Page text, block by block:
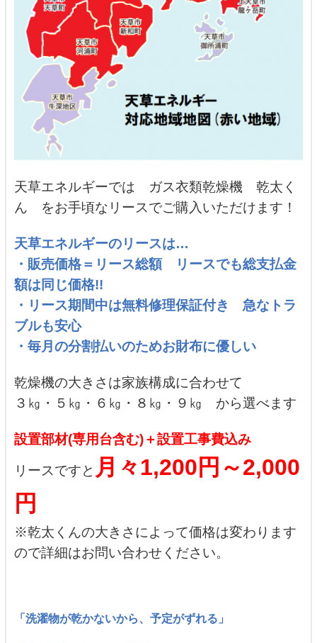
天草エネルギーでは ガス衣類乾燥機 乾太く
ん をお手頃なリースでご購入いただけます！
天草エネルギーのリースは…
・販売価格＝リース総額 リースでも総支払金
額は同じ価格!!
・リース期間中は無料修理保証付き 急なトラ
ブルも安心
・毎月の分割払いのためお財布に優しい
乾燥機の大きさは家族構成に合わせて
３㎏・５㎏・６㎏・８㎏・９㎏ から選べます
設置部材(専用台含む)＋設置工事費込み
リースですと 月々1,200円～2,000
円
※乾太くんの大きさによって価格は変わります
ので詳細はお問い合わせください。
「洗濯物が乾かないから、予定がずれる」